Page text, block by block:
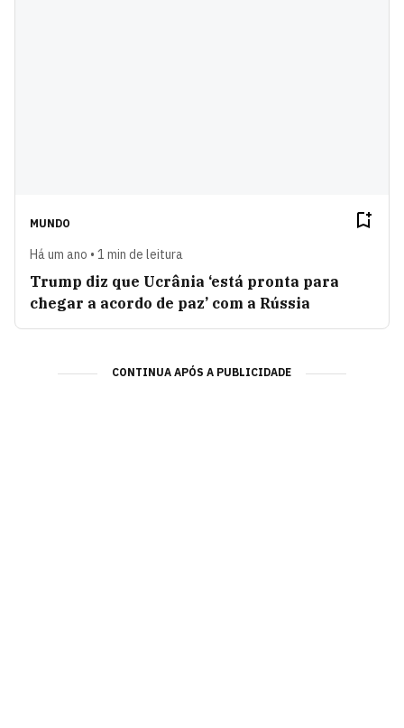
MUNDO
Há um ano • 1 min de leitura
Trump diz que Ucrânia ‘está pronta para
chegar a acordo de paz’ com a Rússia
CONTINUA APÓS A PUBLICIDADE